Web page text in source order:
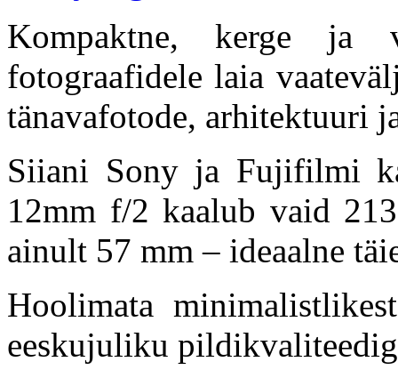
Kompaktne, kerge ja
fotograafidele laia
tänavafotode, arhitektuuri
Siiani Sony ja Fujifilmi
12mm f/2 kaalub vaid
ainult 57 mm – ideaalne
Hoolimata
eeskujuliku